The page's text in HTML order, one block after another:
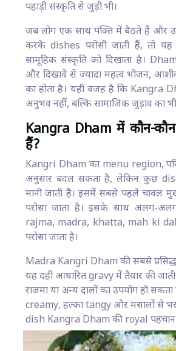
पहाड़ी संस्कृति से जुड़ी भी।
जब लोग एक साथ पंक्ति में बैठते हैं और
करके dishes परोसी जाती हैं, तो
सामूहिक संस्कृति को दिखाता है।
और दिखावे से ज्यादा महत्व भोजन,
का होता है। यही वजह है कि Kangra
अनुभव नहीं, बल्कि सामाजिक जुड़ाव का भी
Kangra Dham में कौन-
हैं?
Kangri Dham का menu region,
अनुसार बदल सकता है, लेकिन कुछ
मानी जाती हैं। इसमें सबसे पहले चावल
परोसा जाता है। इसके साथ अलग-
rajma, madra, khatta, mah ki
परोसा जाता है।
Madra Kangri Dham की सबसे
यह दही आधारित gravy में तैयार की
राजमा या अन्य दालों का उपयोग हो
creamy, हल्का tangy और मसालों से
dish Kangra Dham की royal पहचान